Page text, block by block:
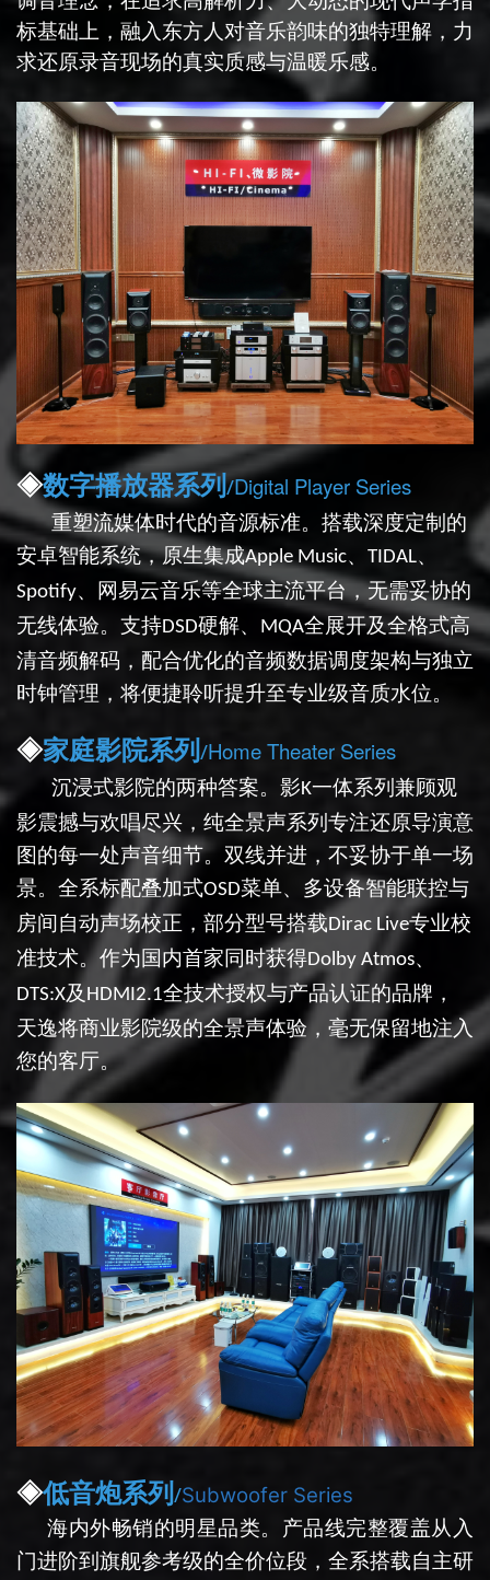
标基础上，融入东方人对音乐韵味的独特理解，力
求还原录音现场的真实质感与温暖乐感。
◈数字播放器系列/Digital Player Series
重塑流媒体时代的音源标准。搭载深度定制的
安卓智能系统，原生集成Apple Music、 TIDAL、
Spotify、网易云音乐等全球主流平台，无需妥协的
无线体验。支持DSD硬解、 MQA全展开及全格式高
清音频解码，配合优化的音频数据调度架构与独立
时钟管理，将便捷聆听提升至专业级音质水位。
◈家庭影院系列/Home Theater Series
沉浸式影院的两种答案。影K一体系列兼顾观
影震撼与欢唱尽兴，纯全景声系列专注还原导演意
图的每一处声音细节。双线并进，不妥协于单一场
景。全系标配叠加式OSD菜单、多设备智能联控与
房间自动声场校正，部分型号搭载Dirac Live专业校
准技术。作为国内首家同时获得Dolby Atmos、
DTS:X及 HDMI2.1全技术授权与产品认证的品牌，
天逸将商业影院级的全景声体验，毫无保留地注入
您的客厅。
◈低音炮系列/Subwoofer Series
海内外畅销的明星品类。 产品线完整覆盖从入
门进阶到旗舰参考级的全价位段，全系搭载自主研